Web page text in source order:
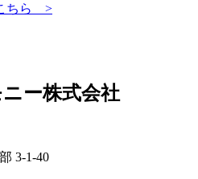
ちら >
ー株式会社
3-1-40